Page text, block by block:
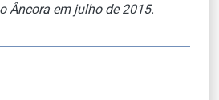
Âncora em julho de 2015.